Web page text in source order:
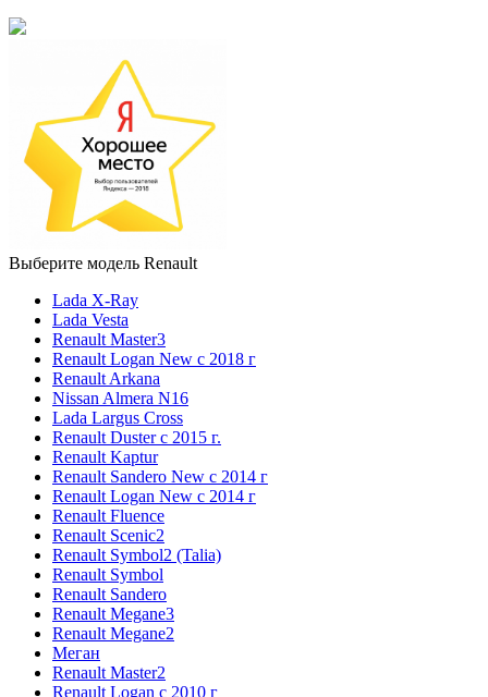
Выберите модель Renault
Lada X-Ray
Lada Vesta
Renault Master3
Renault Logan New с 2018 г
Renault Arkana
Nissan Almera N16
Lada Largus Cross
Renault Duster с 2015 г.
Renault Kaptur
Renault Sandero New с 2014 г
Renault Logan New с 2014 г
Renault Fluence
Renault Scenic2
Renault Symbol2 (Talia)
Renault Symbol
Renault Sandero
Renault Megane3
Renault Megane2
Меган
Renault Master2
Renault Logan c 2010 г